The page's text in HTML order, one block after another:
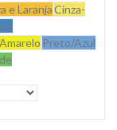
e LaranjaCinza-
Preto/Azul